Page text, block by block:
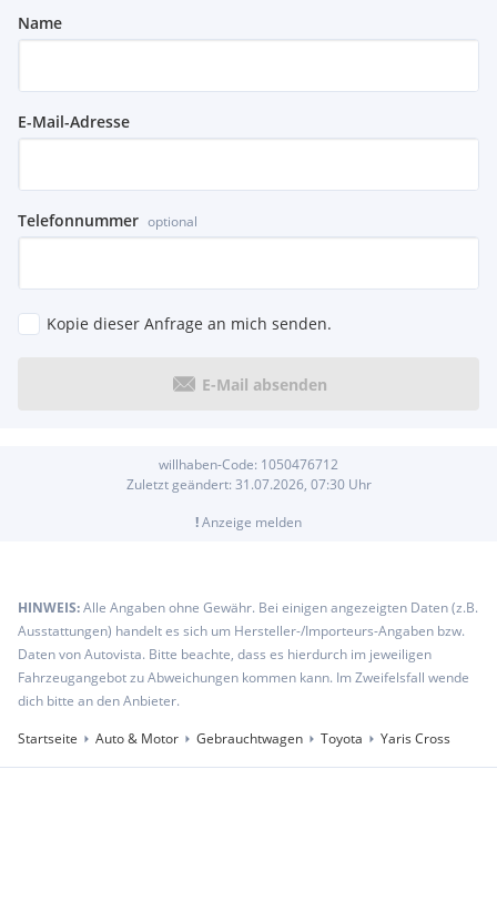
Name
E-Mail-Adresse
Telefonnummer optional
Kopie dieser Anfrage an mich senden.
E-Mail absenden
willhaben-Code: 1050476712
Zuletzt geändert: 31.07.2026, 07:30Uhr
!Anzeige melden
HINWEIS:Alle Angaben ohne Gewähr. Bei einigen angezeigten Daten (z.B.
Ausstattungen) handelt es sich um Hersteller-/Importeurs-Angaben bzw.
Daten von Autovista. Bitte beachte, dass es hierdurch im jeweiligen
Fahrzeugangebot zu Abweichungen kommen kann. Im Zweifelsfall wende
dich bitte an den Anbieter.
Startseite
Auto & Motor Gebrauchtwagen Toyota Yaris Cross